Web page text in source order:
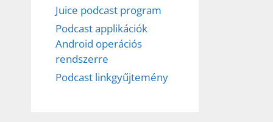
Juice podcast program
Podcast applikációk
Android operációs
rendszerre
Podcast linkgyűjtemény